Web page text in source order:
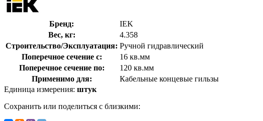
Бренд:
IEK
Вес, кг:
4.358
Строительство/Эксплуатация: Ручной гидравлический
Поперечное сечение с:
16 кв.мм
Поперечное сечение по:
120 кв.мм
Применимо для:
Кабельные концевые гильзы
Единица измерения: штук
Сохранить или поделиться с близкими: